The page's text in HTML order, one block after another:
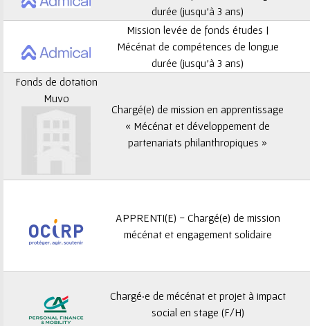
i
durée (jusqu’à 3 ans)
Mission levée de fonds études |
Mécénat de compétences de longue
durée (jusqu’à 3 ans)
Fonds de dotation
Muvo
Chargé(e) de mission en apprentissage
« Mécénat et développement de
partenariats philanthropiques »
APPRENTI(E) - Chargé(e) de mission
mécénat et engagement solidaire
Chargé·e de mécénat et projet à impact
social en stage (F/H)